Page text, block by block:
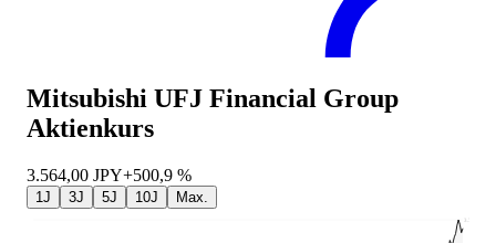
Mitsubishi UFJ Financial Group
Aktienkurs
3.564,00 JPY+500,9 %
1J 3J 5J 10J Max.
3.750